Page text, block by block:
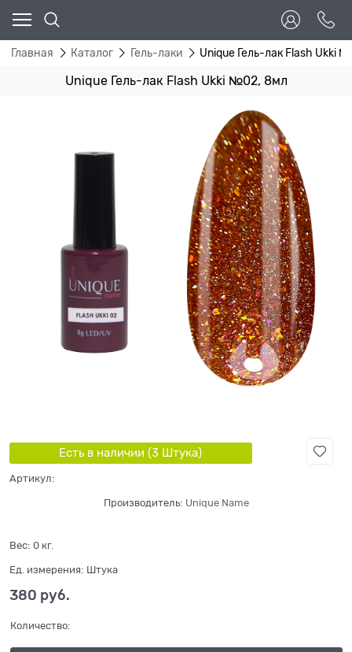
Главная Каталог Гель-лаки Unique Гель-лак Flash Ukki
Unique Гель-лак Flash Ukki №02, 8мл
Есть в наличии (3 Штука)
Артикул:
Производитель: Unique Name
Вес: 0 кг.
Ед. измерения: Штука
380 руб.
Количество: